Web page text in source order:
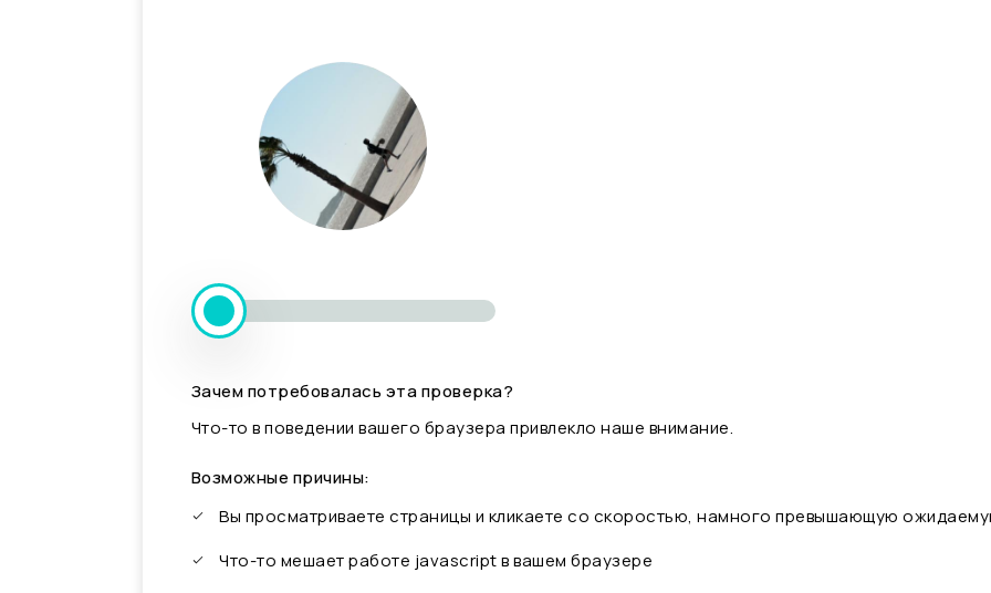
Зачем потребовалась эта проверка?
Что-то в поведении вашего браузера привлекло наше внимание.
Возможные причины:
Вы просматриваете страницы и кликаете со скоростью, намного превышающую
Что-то мешает работе javascript в вашем браузере